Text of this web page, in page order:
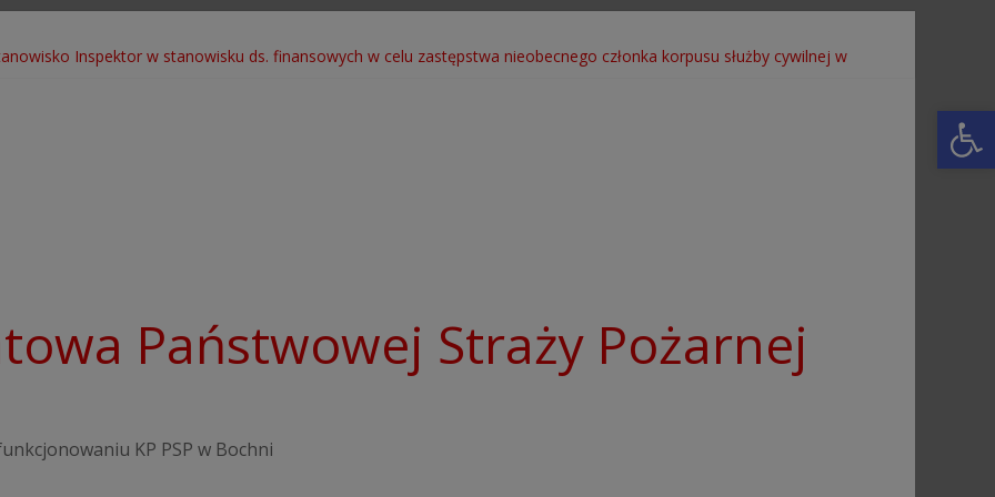
Open toolbar
Inspektor w stanowisku ds. finansowych w celu zastępstwa nieobecnego członka korpusu służby cywilnej w
dla jednostki OSP Łąkta Górna
Państwowej Straży Pożarnej
KP PSP w Bochni